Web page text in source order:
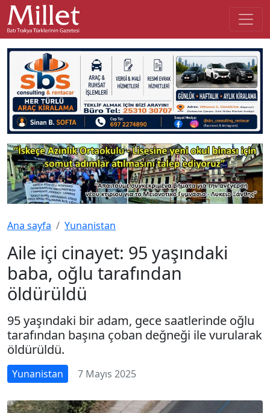
Ana sayfa Yunanistan
Aile içi cinayet: 95 yaşındaki
baba, oğlu tarafından
öldürüldü
95 yaşındaki bir adam, gece saatlerinde oğlu
tarafından başına çoban değneği ile vurularak
öldürüldü.
Yunanistan 7 Mayıs 2025